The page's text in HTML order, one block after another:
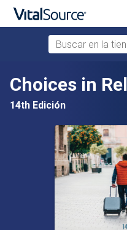
Saltar al contenido principal
Buscar en la
Choices in
14th Edición